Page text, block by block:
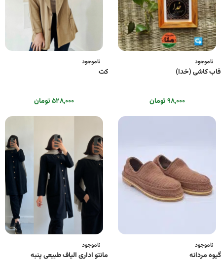
ناموجود
قاب کاشی (خدا)
۹۸,۰۰۰ تومان
ناموجود
کت
۵۲۸,۰۰۰تومان
ناموجود
گیوه مردانه
ناموجود
مانتو اداری الیاف طبیعی پنبه